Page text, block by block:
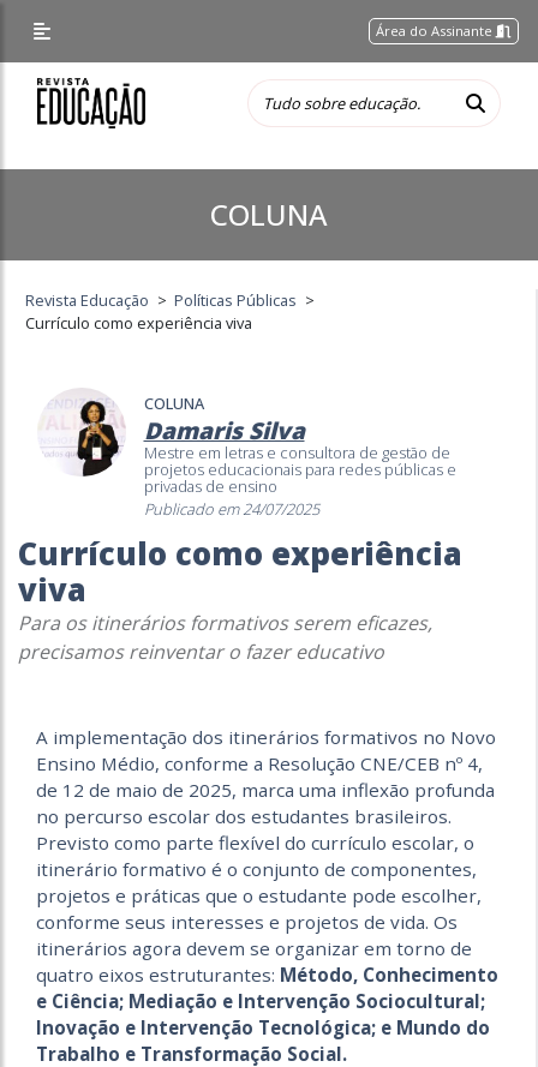
Área do Assinante
COLUNA
Revista Educação > Políticas Públicas >
Currículo como experiência viva
COLUNA
Damaris Silva
Mestre em letras e consultora de gestão de
projetos educacionais para redes públicas e
privadas de ensino
Publicado em 24/07/2025
Currículo como experiência
viva
Para os itinerários formativos serem eficazes,
precisamos reinventar o fazer educativo
A implementação dos itinerários formativos no Novo
Ensino Médio, conforme a Resolução CNE/CEB nº 4,
de 12 de maio de 2025, marca uma inflexão profunda
no percurso escolar dos estudantes brasileiros.
Previsto como parte flexível do currículo escolar, o
itinerário formativo é o conjunto de componentes,
projetos e práticas que o estudante pode escolher,
conforme seus interesses e projetos de vida. Os
itinerários agora devem se organizar em torno de
quatro eixos estruturantes: Método, Conhecimento
e Ciência; Mediação e Intervenção Sociocultural;
Inovação e Intervenção Tecnológica; e Mundo do
Trabalho e Transformação Social.